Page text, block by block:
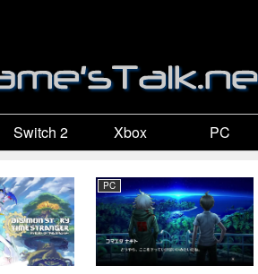
Switch 2 Xbox PC
PC